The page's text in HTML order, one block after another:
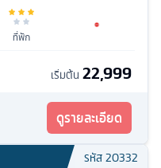
ที่พัก
เริ่มต้น 22,999
ดูรายละเอียด
รหัส20332